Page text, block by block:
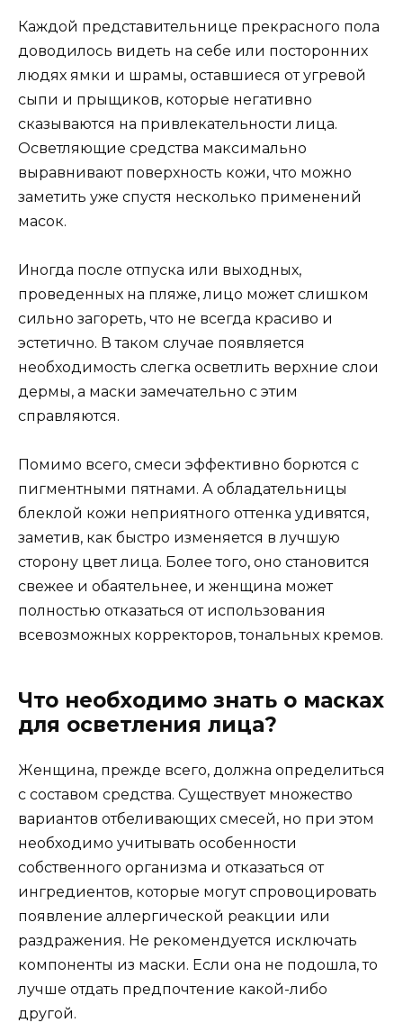
Каждой представительнице прекрасного пола
доводилось видеть на себе или посторонних
людях ямки и шрамы, оставшиеся от угревой
сыпи и прыщиков, которые негативно
сказываются на привлекательности лица.
Осветляющие средства максимально
выравнивают поверхность кожи, что можно
заметить уже спустя несколько применений
масок.
Иногда после отпуска или выходных,
проведенных на пляже, лицо может слишком
сильно загореть, что не всегда красиво и
эстетично. В таком случае появляется
необходимость слегка осветлить верхние слои
дермы, а маски замечательно с этим
справляются.
Помимо всего, смеси эффективно борются с
пигментными пятнами. А обладательницы
блеклой кожи неприятного оттенка удивятся,
заметив, как быстро изменяется в лучшую
сторону цвет лица. Более того, оно становится
свежее и обаятельнее, и женщина может
полностью отказаться от использования
всевозможных корректоров, тональных кремов.
Что необходимо знать о масках
для осветления лица?
Женщина, прежде всего, должна определиться
с составом средства. Существует множество
вариантов отбеливающих смесей, но при этом
необходимо учитывать особенности
собственного организма и отказаться от
ингредиентов, которые могут спровоцировать
появление аллергической реакции или
раздражения. Не рекомендуется исключать
компоненты из маски. Если она не подошла, то
лучше отдать предпочтение какой-либо
другой.